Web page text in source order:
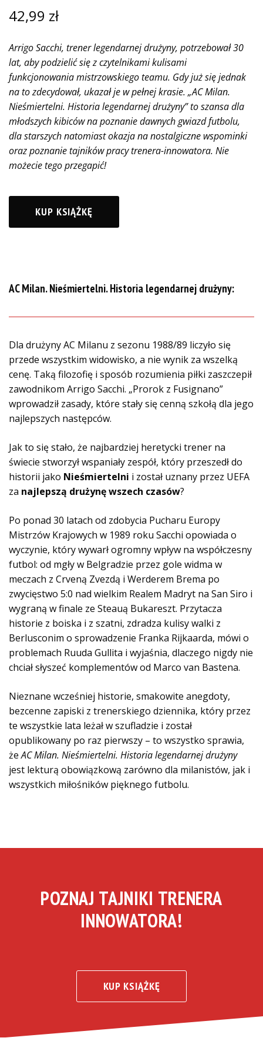
42,99 zł
Arrigo Sacchi, trener legendarnej drużyny, potrzebował 30
lat, aby podzielić się z czytelnikami kulisami
funkcjonowania mistrzowskiego teamu. Gdy już się jednak
na to zdecydował, ukazał je w pełnej krasie. „AC Milan.
Nieśmiertelni. Historia legendarnej drużyny” to szansa dla
młodszych kibiców na poznanie dawnych gwiazd futbolu,
dla starszych natomiast okazja na nostalgiczne wspominki
oraz poznanie tajników pracy trenera-innowatora. Nie
możecie tego przegapić!
KUP KSIĄŻKĘ
AC Milan. Nieśmiertelni. Historia legendarnej drużyny:
Dla drużyny AC Milanu z sezonu 1988/89 liczyło się
przede wszystkim widowisko, a nie wynik za wszelką
cenę. Taką filozofię i sposób rozumienia piłki zaszczepił
zawodnikom Arrigo Sacchi. „Prorok z Fusignano”
wprowadził zasady, które stały się cenną szkołą dla jego
najlepszych następców.
Jak to się stało, że najbardziej heretycki trener na
świecie stworzył wspaniały zespół, który przeszedł do
historii jako Nieśmiertelni i został uznany przez UEFA
za najlepszą drużynę wszech czasów?
Po ponad 30 latach od zdobycia Pucharu Europy
Mistrzów Krajowych w 1989 roku Sacchi opowiada o
wyczynie, który wywarł ogromny wpływ na współczesny
futbol: od mgły w Belgradzie przez gole widma w
meczach z Crveną Zvezdą i Werderem Brema po
zwycięstwo 5:0 nad wielkim Realem Madryt na San Siro i
wygraną w finale ze Steauą Bukareszt. Przytacza
historie z boiska i z szatni, zdradza kulisy walki z
Berlusconim o sprowadzenie Franka Rijkaarda, mówi o
problemach Ruuda Gullita i wyjaśnia, dlaczego nigdy nie
chciał słyszeć komplementów od Marco van Bastena.
Nieznane wcześniej historie, smakowite anegdoty,
bezcenne zapiski z trenerskiego dziennika, który przez
te wszystkie lata leżał w szufladzie i został
opublikowany po raz pierwszy – to wszystko sprawia,
żeAC Milan. Nieśmiertelni. Historia legendarnej drużyny
jest lekturą obowiązkową zarówno dla milanistów, jak i
wszystkich miłośników pięknego futbolu.
POZNAJ TAJNIKI TRENERA
INNOWATORA!
KUP KSIĄŻKĘ